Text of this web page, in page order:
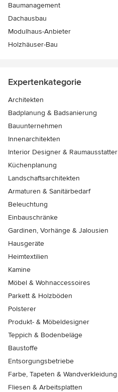
Baumanagement
Dachausbau
Modulhaus-Anbieter
Holzhäuser-Bau
Expertenkategorie
Architekten
Badplanung & Badsanierung
Bauunternehmen
Innenarchitekten
Interior Designer & Raumausstatter
Küchenplanung
Landschaftsarchitekten
Armaturen & Sanitärbedarf
Beleuchtung
Einbauschränke
Gardinen, Vorhänge & Jalousien
Hausgeräte
Heimtextilien
Kamine
Möbel & Wohnaccessoires
Parkett & Holzböden
Polsterer
Produkt- & Möbeldesigner
Teppich & Bodenbeläge
Baustoffe
Entsorgungsbetriebe
Farbe, Tapeten & Wandverkleidung
Fliesen & Arbeitsplatten